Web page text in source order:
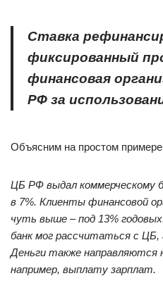
Ставка
фиксированный
финансовая
РФ за
Объясним на простом
ЦБ РФ выдал коммерческому
в 7%. Клиенты финансовой
чуть выше –под 13%
банк мог рассчитаться с
Деньги также направляются
например, выплату зарплат.